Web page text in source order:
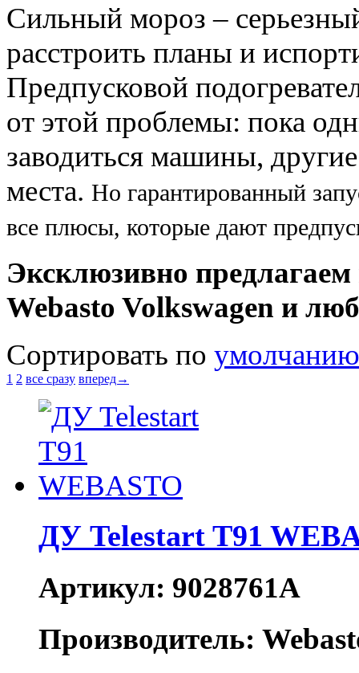
Сильный мороз –
расстроить планы и
Предпусковой
от этой проблемы: пока
заводиться машины, другие
места. Но гарантированный
все плюсы, которые дают
Эксклюзивно
Webasto Volkswagen и
Сортировать по умолчанию
1 2 все сразу вперед→
ДУ Telestart T91
Артикул: 9028761A
Производитель: